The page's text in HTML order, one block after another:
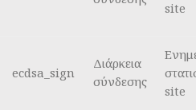
site
ecdsa_sign
Διάρκεια
σύνδεσης
site